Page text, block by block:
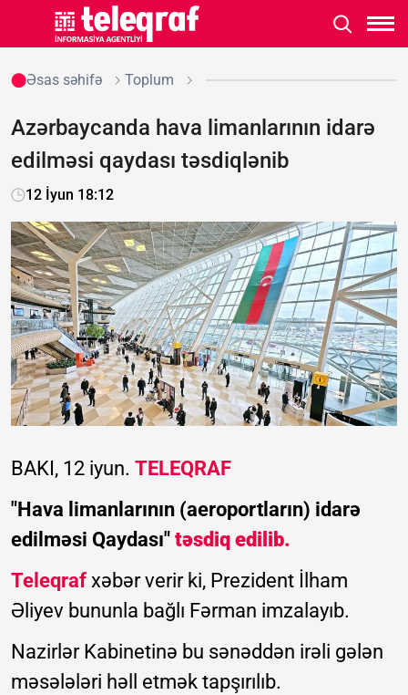
Əsas səhifə Toplum
Azərbaycanda hava limanlarının idarə
edilməsi qaydası təsdiqlənib
12 İyun 18:12
BAKI, 12 iyun. TELEQRAF
"Hava limanlarının (aeroportların) idarə
edilməsi Qaydası" təsdiq edilib.
Teleqraf xəbər verir ki, Prezident İlham
Əliyev bununla bağlı Fərman imzalayıb.
Nazirlər Kabinetinə bu sənəddən irəli gələn
məsələləri həll etmək tapşırılıb.